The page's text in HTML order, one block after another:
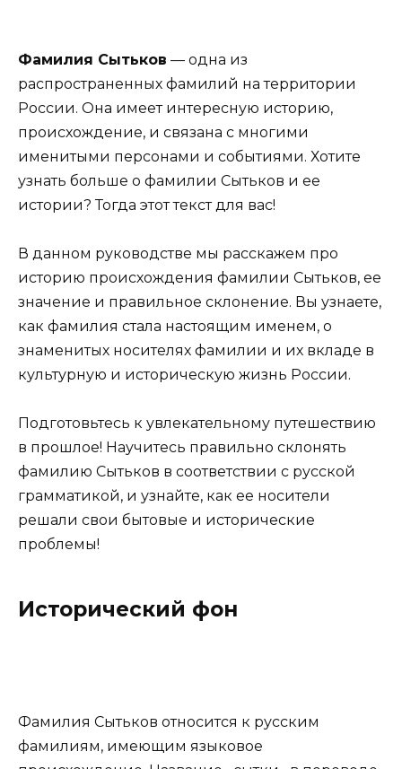
Фамилия Сытьков — одна из
распространенных фамилий на территории
России. Она имеет интересную историю,
происхождение, и связана с многими
именитыми персонами и событиями. Хотите
узнать больше о фамилии Сытьков и ее
истории? Тогда этот текст для вас!
В данном руководстве мы расскажем про
историю происхождения фамилии Сытьков, ее
значение и правильное склонение. Вы узнаете,
как фамилия стала настоящим именем, о
знаменитых носителях фамилии и их вкладе в
культурную и историческую жизнь России.
Подготовьтесь к увлекательному путешествию
в прошлое! Научитесь правильно склонять
фамилию Сытьков в соответствии с русской
грамматикой, и узнайте, как ее носители
решали свои бытовые и исторические
проблемы!
Исторический фон
Фамилия Сытьков относится к русским
фамилиям, имеющим языковое